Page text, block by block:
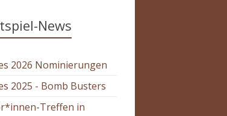
News
2026 Nominierungen
2025 - Bomb Busters
Treffen in